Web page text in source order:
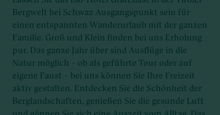
Bergwelt bei Schwaz Ausgangspunkt sein für
einen entspannten Wanderurlaub mit der ganzen
Familie. Groß und Klein finden bei uns Erholung
pur. Das ganze Jahr über sind Ausflüge in die
Natur möglich – ob als geführte Tour oder auf
eigene Faust – bei uns können Sie Ihre Freizeit
aktiv gestalten. Entdecken Sie die Schönheit der
Berglandschaften, genießen Sie die gesunde Luft